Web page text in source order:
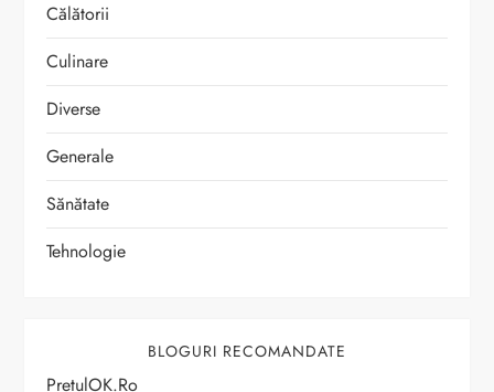
Călătorii
Culinare
Diverse
Generale
Sănătate
Tehnologie
BLOGURI RECOMANDATE
PretulOK.ro